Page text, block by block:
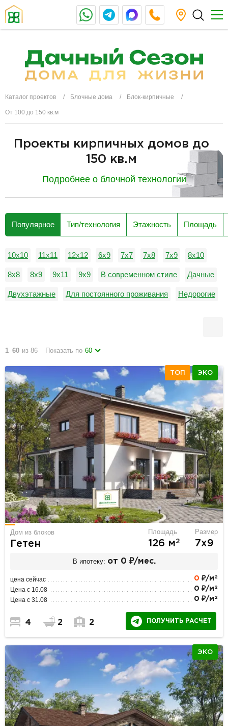
Каталог проектов Блочные дома Блок-кирпичные
От 100 до 150 кв.м
Проекты кирпичных домов до
150 кв.м
Подробнее о блочной технологии
Популярное Тип/технология Этажность Площадь
10х10 11х11 12х12 6х9 7х7 7х8 7х9 8х10
8х8 8х9 9х11 9х9 В современном стиле Дачные
Двухэтажные Для постоянного проживания Недорогие
1–60 из 86 Показать по 60
ТОП ЭКО
Дом из блоков
Гетен
Площадь
126 м2
Размер
7х9
В ипотеку: от 0 ₽/мес.
цена сейчас 0 ₽/м 2
Цена с 16.08 0 ₽/м 2
Цена с 31.08 0 ₽/м 2
4 2 2 ПОЛУЧИТЬ РАСЧЕТ
ЭКО